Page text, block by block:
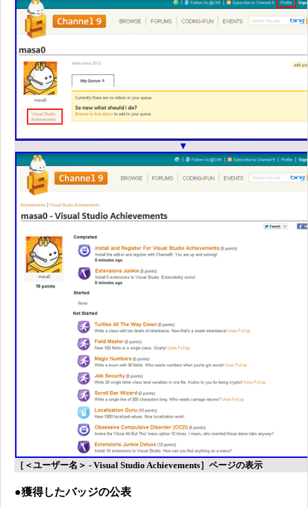
［＜ユーザー名＞ - Visual Studio Achievements］ページの表示
●獲得したバッジの公表